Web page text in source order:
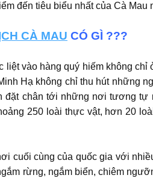
đến tiêu biểu nhất của Cà Mau
CÀ MAU CÓ GÌ ???
vào hàng quý hiếm không chỉ
Hạ không chỉ thu hút những
chân tới những nơi tương tự
250 loài thực vật, hơn 20
cuối cùng của quốc gia với
rừng, ngắm biển, chiêm